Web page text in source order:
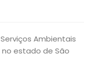
Ambientais
no estado de São